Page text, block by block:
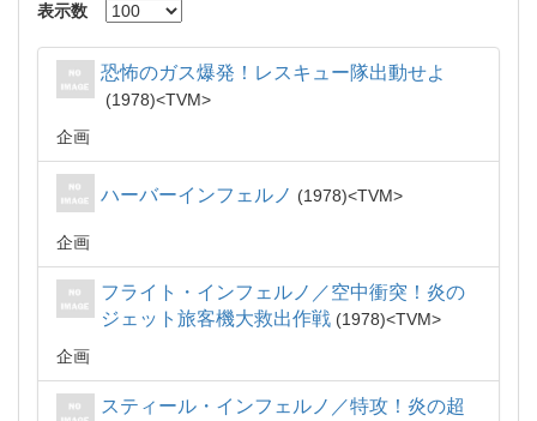
表示数
恐怖のガス爆発！レスキュー隊出動せよ
1978
TVM
企画
ハーバーインフェルノ 1978 TVM
企画
フライト・インフェルノ／空中衝突！炎の
ジェット旅客機大救出作戦
1978
TVM
企画
スティール・インフェルノ／特攻！炎の超